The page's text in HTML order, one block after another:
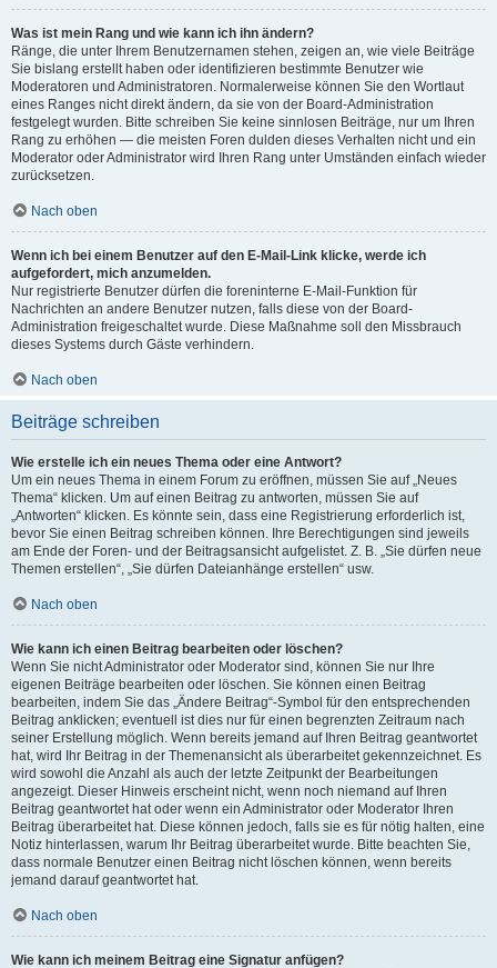
Was ist mein Rang und wie kann ich ihn ändern?
Ränge, die unter Ihrem Benutzernamen stehen, zeigen an, wie viele Beiträge
Sie bislang erstellt haben oder identifizieren bestimmte Benutzer wie
Moderatoren und Administratoren. Normalerweise können Sie den Wortlaut
eines Ranges nicht direkt ändern, da sie von der Board-Administration
festgelegt wurden. Bitte schreiben Sie keine sinnlosen Beiträge, nur um Ihren
Rang zu erhöhen — die meisten Foren dulden dieses Verhalten nicht und ein
Moderator oder Administrator wird Ihren Rang unter Umständen einfach wieder
zurücksetzen.
Nach oben
Wenn ich bei einem Benutzer auf den E-Mail-Link klicke, werde ich
aufgefordert, mich anzumelden.
Nur registrierte Benutzer dürfen die foreninterne E-Mail-Funktion für
Nachrichten an andere Benutzer nutzen, falls diese von der Board-
Administration freigeschaltet wurde. Diese Maßnahme soll den Missbrauch
dieses Systems durch Gäste verhindern.
Nach oben
Beiträge schreiben
Wie erstelle ich ein neues Thema oder eine Antwort?
Um ein neues Thema in einem Forum zu eröffnen, müssen Sie auf „Neues
Thema“ klicken. Um auf einen Beitrag zu antworten, müssen Sie auf
„Antworten“ klicken. Es könnte sein, dass eine Registrierung erforderlich ist,
bevor Sie einen Beitrag schreiben können. Ihre Berechtigungen sind jeweils
am Ende der Foren- und der Beitragsansicht aufgelistet. Z. B. „Sie dürfen neue
Themen erstellen“, „Sie dürfen Dateianhänge erstellen“ usw.
Nach oben
Wie kann ich einen Beitrag bearbeiten oder löschen?
Wenn Sie nicht Administrator oder Moderator sind, können Sie nur Ihre
eigenen Beiträge bearbeiten oder löschen. Sie können einen Beitrag
bearbeiten, indem Sie das „Ändere Beitrag“-Symbol für den entsprechenden
Beitrag anklicken; eventuell ist dies nur für einen begrenzten Zeitraum nach
seiner Erstellung möglich. Wenn bereits jemand auf Ihren Beitrag geantwortet
hat, wird Ihr Beitrag in der Themenansicht als überarbeitet gekennzeichnet. Es
wird sowohl die Anzahl als auch der letzte Zeitpunkt der Bearbeitungen
angezeigt. Dieser Hinweis erscheint nicht, wenn noch niemand auf Ihren
Beitrag geantwortet hat oder wenn ein Administrator oder Moderator Ihren
Beitrag überarbeitet hat. Diese können jedoch, falls sie es für nötig halten, eine
Notiz hinterlassen, warum Ihr Beitrag überarbeitet wurde. Bitte beachten Sie,
dass normale Benutzer einen Beitrag nicht löschen können, wenn bereits
jemand darauf geantwortet hat.
Nach oben
Wie kann ich meinem Beitrag eine Signatur anfügen?